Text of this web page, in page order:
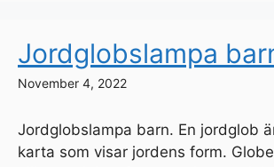
Jordglobslampa
November 4, 2022
Jordglobslampa barn. En jordglob
karta som visar jordens form.